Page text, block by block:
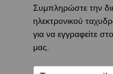
Συμπληρώστε την
ηλεκτρονικού
για να εγγραφείτε
μας.